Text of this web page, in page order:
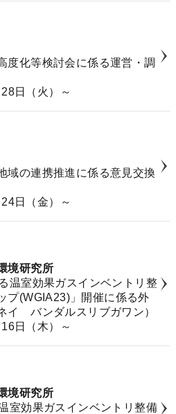
度化等検討会に係る運営・調
日（火）～
域の連携推進に係る意見交換
日（金）～
境研究所
温室効果ガスインベントリ整
プ(WGIA23)」開催に係る外
イ バンダルスリブガワン）
日（木）～
境研究所
室効果ガスインベントリ整備